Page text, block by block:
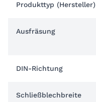
Produkttyp (Hersteller)
Ausfräsung
DIN-Richtung
Schließblechbreite